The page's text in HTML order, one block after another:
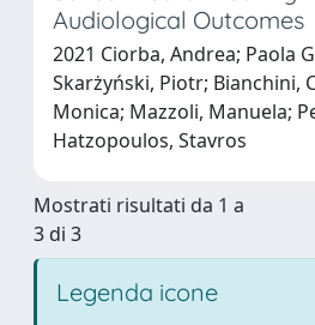
Audiological Outcomes
2021 Ciorba, Andrea; Paola
Skarżyński, Piotr; Bianchini,
Monica; Mazzoli, Manuela;
Hatzopoulos, Stavros
Mostrati risultati da 1 a
3 di 3
Legenda icone